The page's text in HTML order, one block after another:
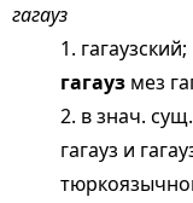
гагауз
1. гагаузский;
гагауз мез
2. в знач.
гагауз и